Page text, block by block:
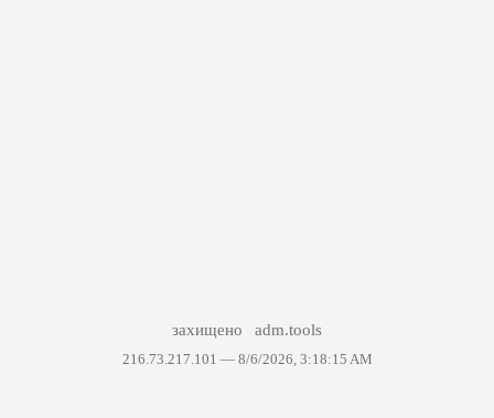
захищено adm.tools
216.73.217.101 — 8/6/2026, 3:18:15 AM